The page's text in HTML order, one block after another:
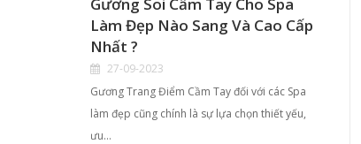
Làm Đẹp Nào Sang Và Cao Cấp
Nhất ?
27-09-2023
Gương Trang Điểm Cầm Tay đối với các Spa
làm đẹp cũng chính là sự lựa chọn thiết yếu,
ưu…